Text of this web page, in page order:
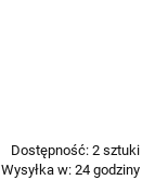
Dostępność: 2 sztuki
Wysyłka w: 24 godziny